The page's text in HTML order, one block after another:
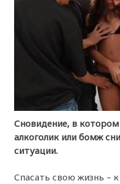
Сновидение, в
алкоголик или бомж
ситуации.
Спасать свою жизнь –